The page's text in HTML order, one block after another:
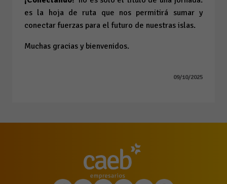
es la hoja de ruta que nos permitirá sumar y
conectar fuerzas para el futuro de nuestras islas.
Muchas gracias y bienvenidos.
09/10/2025